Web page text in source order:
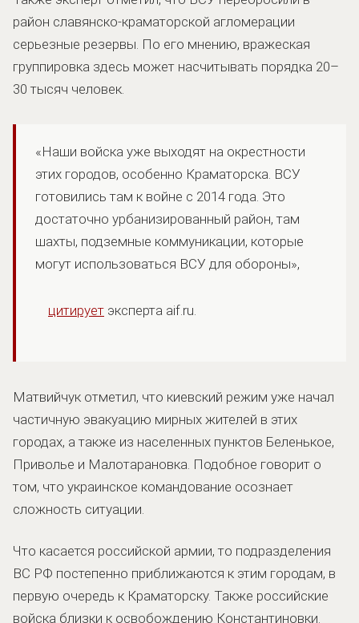
район славянско-краматорской агломерации
серьезные резервы. По его мнению, вражеская
группировка здесь может насчитывать порядка 20–
30 тысяч человек.
«Наши войска уже выходят на окрестности
этих городов, особенно Краматорска. ВСУ
готовились там к войне с 2014 года. Это
достаточно урбанизированный район, там
шахты, подземные коммуникации, которые
могут использоваться ВСУ для обороны»,
цитирует эксперта aif.ru.
Матвийчук отметил, что киевский режим уже начал
частичную эвакуацию мирных жителей в этих
городах, а также из населенных пунктов Беленькое,
Приволье и Малотарановка. Подобное говорит о
том, что украинское командование осознает
сложность ситуации.
Что касается российской армии, то подразделения
ВС РФ постепенно приближаются к этим городам, в
первую очередь к Краматорску. Также российские
войска близки к освобождению Константиновки.